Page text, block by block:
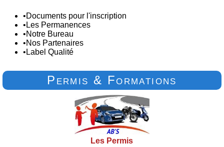
•Documents pour l'inscription
• Les Permanences
•Notre Bureau
•Nos Partenaires
• Label Qualité
Permis & Formations
Les Permis